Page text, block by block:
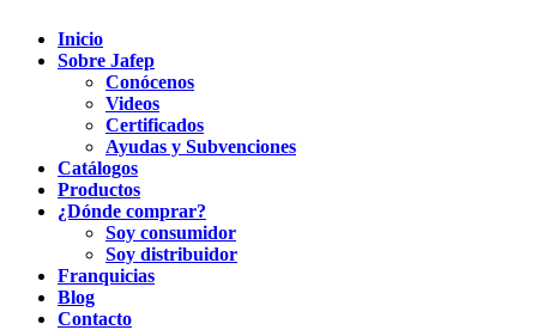
Inicio
Sobre Jafep
Conócenos
Videos
Certificados
Ayudas y Subvenciones
Catálogos
Productos
¿Dónde comprar?
Soy consumidor
Soy distribuidor
Franquicias
Blog
Contacto